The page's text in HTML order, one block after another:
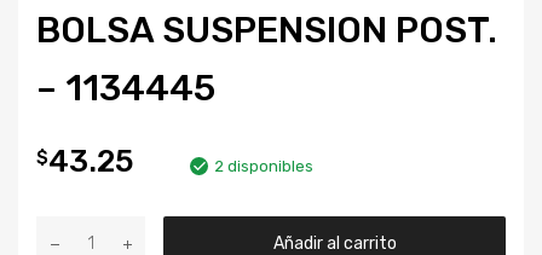
BOLSA SUSPENSION POST.
– 1134445
$43.25 2 disponibles
Añadir al carrito